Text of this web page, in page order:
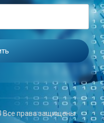
Все права защищены.